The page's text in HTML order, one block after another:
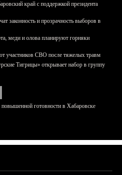
край с поддержкой президента
законность и прозрачность выборов в
меди и олова планируют горняки
участников СВО после тяжелых травм
Тигрицы» открывает набор в группу
готовности в Хабаровске